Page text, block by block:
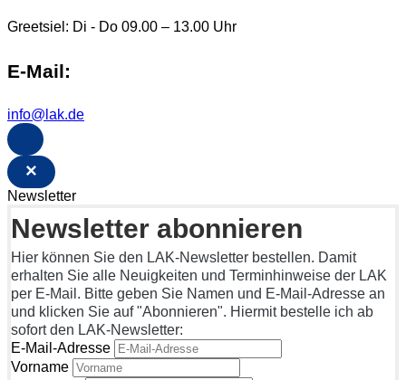
Greetsiel: Di - Do 09.00 – 13.00 Uhr
E-Mail:
info@lak.de
×
Newsletter
Newsletter abonnieren
Hier können Sie den LAK-Newsletter bestellen. Damit
erhalten Sie alle Neuigkeiten und Terminhinweise der LAK
per E-Mail. Bitte geben Sie Namen und E-Mail-Adresse an
und klicken Sie auf "Abonnieren". Hiermit bestelle ich ab
sofort den LAK-Newsletter:
E-Mail-Adresse
Vorname